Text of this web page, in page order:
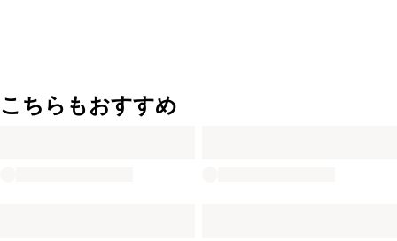
こちらもおすすめ